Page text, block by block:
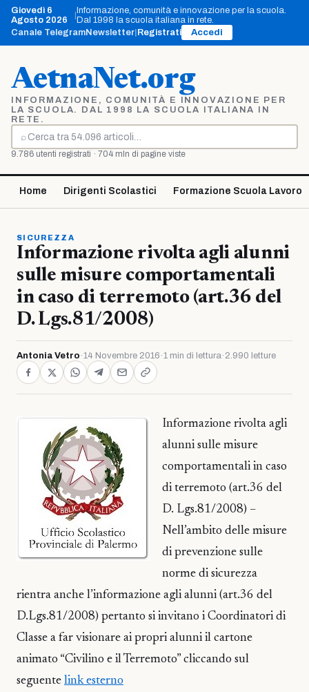
Vai
contenuto
Giovedì 6
Agosto 2026
Informazione, comunità e innovazione per la scuola.
Dal 1998 la scuola italiana in rete.
Canale TelegramNewsletter Registrati Accedi
AetnaNet.org
INFORMAZIONE, COMUNITÀ E INNOVAZIONE PER
LA SCUOLA. DAL 1998 LA SCUOLA ITALIANA IN
RETE.
⌕
Cerca
9.786 utenti registrati · 704 mln di pagine viste
Home Dirigenti Scolastici Formazione Scuola Lavoro
SICUREZZA
Informazione rivolta agli alunni
sulle misure comportamentali
in caso di terremoto (art.36 del
D. Lgs.81/2008)
Antonia Vetro ·14 Novembre 2016 ·1 min di lettura· 2.990 letture
Informazione rivolta agli
alunni sulle misure
comportamentali in caso
di terremoto (art.36 del
D. Lgs.81/2008) –
Nell’ambito delle misure
di prevenzione sulle
norme di sicurezza
rientra anche l’informazione agli alunni (art.36 del
D.Lgs.81/2008) pertanto si invitano i Coordinatori di
Classe a far visionare ai propri alunni il cartone
animato “Civilino e il Terremoto” cliccando sul
seguente link esterno